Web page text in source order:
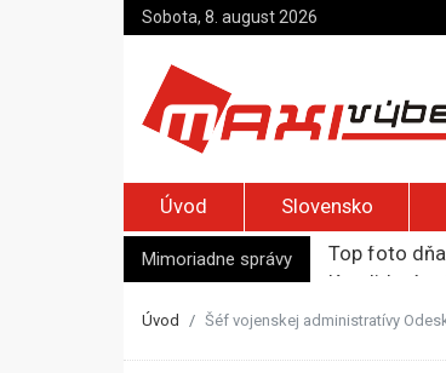
Sobota, 8. august 2026
Úvod Slovensko
Mimoriadne správy
Kandidatúru
Pápež Lev
Úvod Šéf vojenskej administratívy